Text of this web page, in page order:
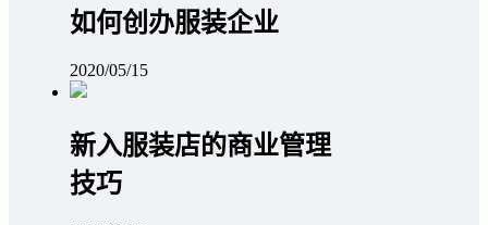
如何创办服装企业
2020/05/15
新入服装店的商业管理
技巧